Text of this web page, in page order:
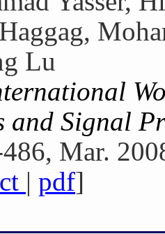
Lu
and Signal
Mar.
| pdf]